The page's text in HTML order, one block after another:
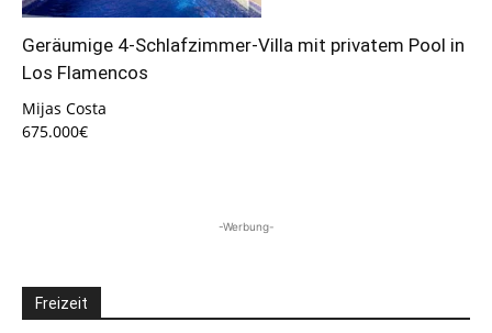
Geräumige 4-Schlafzimmer-Villa mit privatem Pool in
Los Flamencos
Mijas Costa
675.000€
-Werbung-
Freizeit